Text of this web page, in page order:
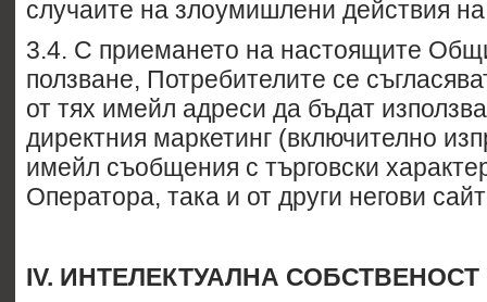
случаите на злоумишлени действия
3.4. С приемането на настоящите
ползване, Потребителите се
от тях имейл адреси да бъдат
директния маркетинг (включително
имейл съобщения с търговски
Оператора, така и от други негови
IV. ИНТЕЛЕКТУАЛНА СОБСТВЕНОСТ